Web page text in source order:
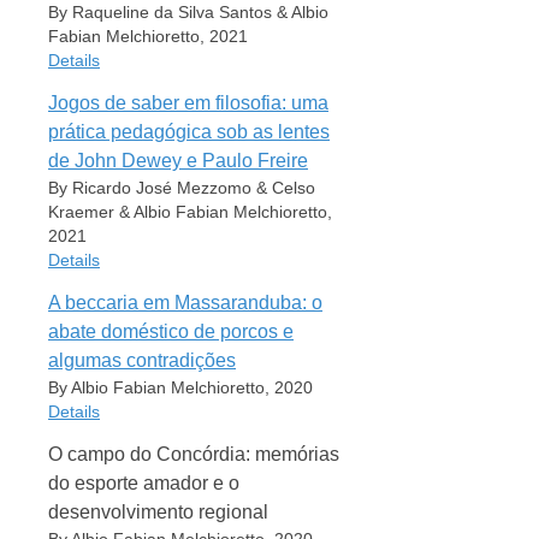
Language
Portuguese
All rights reserved
Cite Export
Date
2021
FACCAT
Place
Taquara
Pages
1-18
ISBN
978-65-87502-13-7
URL
https://www2.faccat.br/portal/?
q=node/4844
Language
Portuguese
All rights reserved
Cite Export
Albio Fabian Melchioretto
Juarês José Aumond
Sobre o aluno: reflexões filosófico-
educacionais
Series
Perspectivas
Series Number
55
Date
2021
Publisher
Place
Chapecó
245-257
ISBN
978-65-88029-45-9
By Raqueline da Silva Santos & Albio
Fabian Melchioretto, 2021
Details
Item Type
Book Section
Author
Raqueline da Silva Santos
Albio Fabian Melchioretto
Book Title
regional, estado e sociedade : Inovação, sociedade e
desenvolvimento regional : repercussões e contradições
Date
2021
EdUnitau
Place
Taubaté
Jogos de saber em filosofia: uma
prática pedagógica sob as lentes
de John Dewey e Paulo Freire
By Ricardo José Mezzomo & Celso
Kraemer & Albio Fabian Melchioretto,
2021
Details
Item Type
Book Section
Author
Ricardo José Mezzomo
Celso Kraemer
Albio Fabian Melchioretto
Book Title
Diálogos
Volume
A beccaria em Massaranduba: o
abate doméstico de porcos e
algumas contradições
By Albio Fabian Melchioretto, 2020
Details
Item Type
Book Section
Author
O campo do Concórdia: memórias
do esporte amador e o
desenvolvimento regional